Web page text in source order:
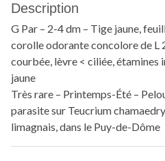
Description
G Par – 2-4 dm – Tige jaune,
corolle odorante concolore de L
courbée, lèvre < ciliée, étamines
jaune
Très rare – Printemps-Été –
parasite sur Teucrium
limagnais, dans le Puy-de-Dôme